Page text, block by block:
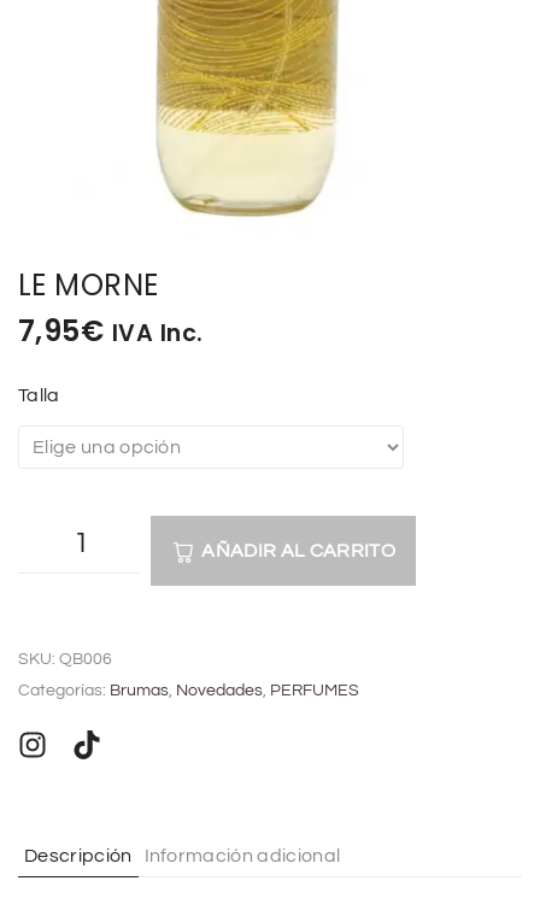
COMPLEMENTOS
TECNOLOGIA
LE MORNE
7,95€ IVA Inc.
Talla
AÑADIR AL CARRITO
t
r
i
SKU: QB006
Categorías: Brumas, Novedades, PERFUMES
Descripción Información adicional